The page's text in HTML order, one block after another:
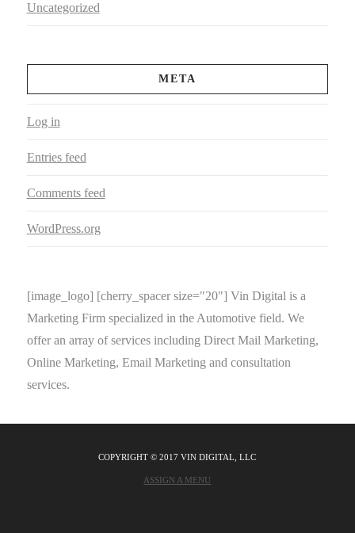
Uncategorized
META
Log in
Entries feed
Comments feed
WordPress.org
[image_logo] [cherry_spacer size="20"] Vin Digital is a
Marketing Firm specialized in the Automotive field. We
offer an array of services including Direct Mail Marketing,
Online Marketing, Email Marketing and consultation
services.
COPYRIGHT © 2017 VIN DIGITAL, LLC
ASSIGN A MENU